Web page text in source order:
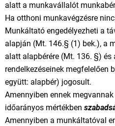
alatt a munkavállalót
Ha otthoni munkavégzésre
Munkáltató engedélyezheti a
alapján (Mt. 146.§ (1) bek.), a
alatt alapbérére (Mt. 136. §) és
rendelkezéseinek megfelelően
együtt: alapbér) jogosult.
Amennyiben ennek
időarányos mértékben
Amennyiben a munkáltatóval